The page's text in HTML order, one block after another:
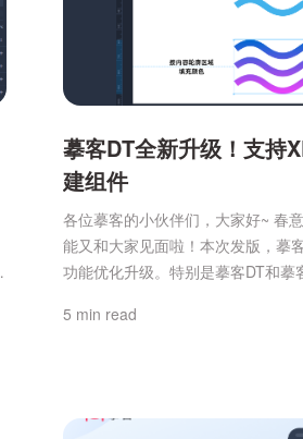
摹客DT全新升级！支持
建组件
各位摹客的小伙伴们，大家好~ 春
能又和大家见面啦！本次发版，摹
功能优化升级。特别是摹客DT和摹
设计和协作体验，一起来看看吧~摹
5 min read